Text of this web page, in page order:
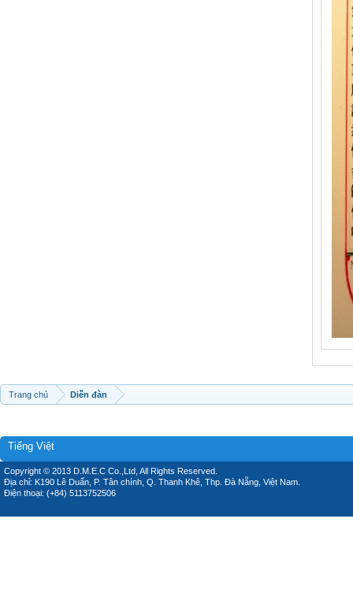
Trang chủ Diễn đàn
Tiếng Việt
Copyright © 2013 D.M.E.C Co.,Ltd, All Rights Reserved.
Địa chỉ: K190 Lê Duẩn, P. Tân chính, Q. Thanh Khê, Thp. Đà Nẵng, Việt Nam.
Điện thoại: (+84) 5113752506